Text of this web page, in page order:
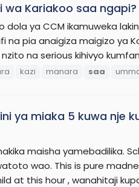
wa Kariakoo saa ngapi?
dola ya CCM ikamuweka
pia anaigiza maigizo ya
na serious kihivyo
kazi manara saa
ya miaka 5 kuwa nje
maisha yamebadilika.
wao. This is pure
at this hour , wanahitaji